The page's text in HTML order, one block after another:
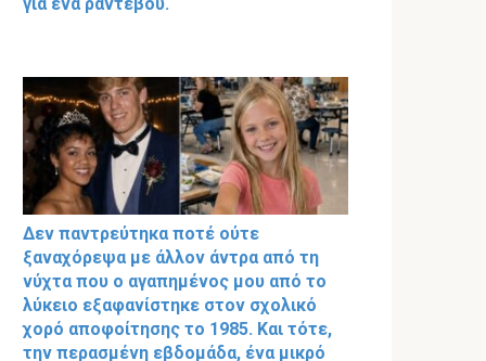
Δεν παντρεύτηκα ποτέ ούτε
ξαναχόρεψα με άλλον άντρα από τη
νύχτα που ο αγαπημένος μου από το
λύκειο εξαφανίστηκε στον σχολικό
χορό αποφοίτησης το 1985. Και τότε,
την περασμένη εβδομάδα, ένα μικρό